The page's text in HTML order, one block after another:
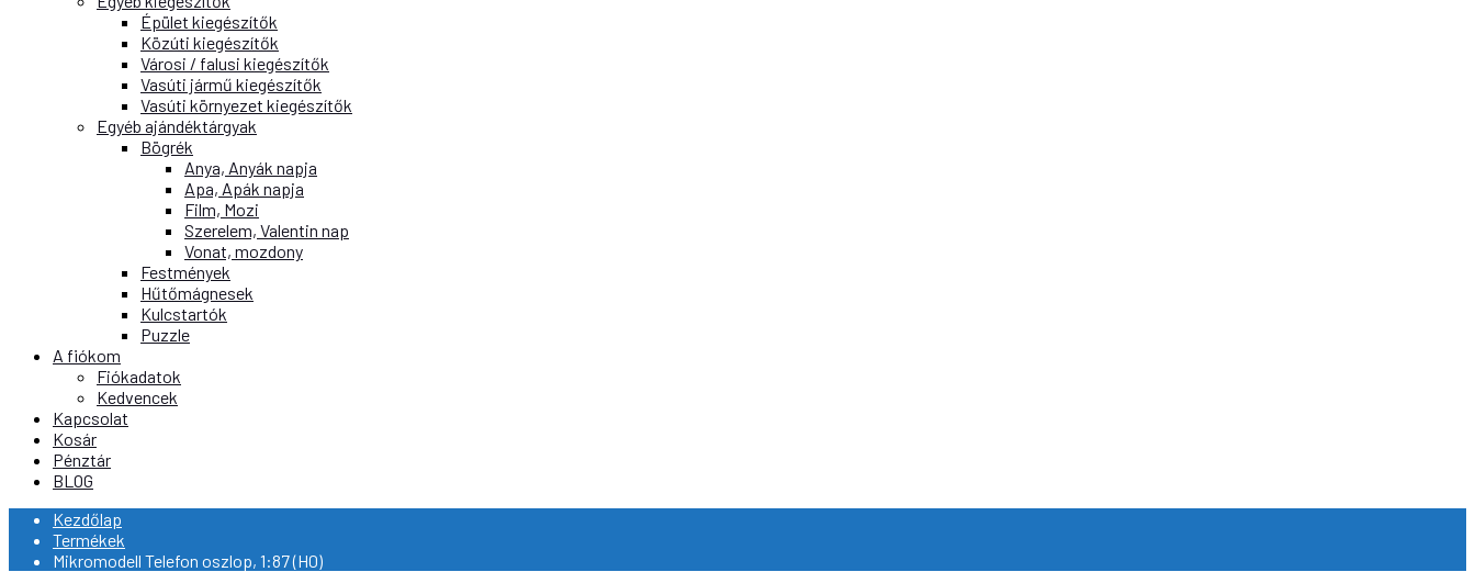
Épület kiegészítők
Közúti kiegészítők
Városi / falusi kiegészítők
Vasúti jármű kiegészítők
Vasúti környezet kiegészítők
Egyéb ajándéktárgyak
Bögrék
Anya, Anyák napja
Apa, Apák napja
Film, Mozi
Szerelem, Valentin nap
Vonat, mozdony
Festmények
Hűtőmágnesek
Kulcstartók
Puzzle
A fiókom
Fiókadatok
Kedvencek
Kapcsolat
Kosár
Pénztár
BLOG
Kezdőlap
Termékek
Mikromodell Telefon oszlop, 1:87 (H0)